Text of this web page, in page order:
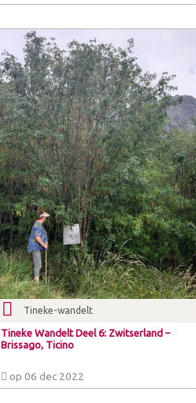
Tineke-wandelt
Tineke Wandelt Deel 6: Zwitserland –
Brissago, Ticino
op 06 dec 2022